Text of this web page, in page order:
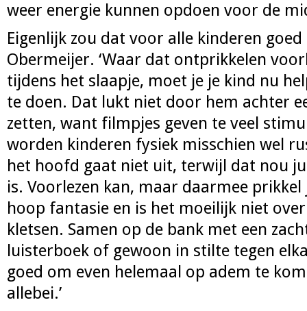
weer energie kunnen opdoen voor de
Eigenlijk zou dat voor alle kinderen
Obermeijer. ‘Waar dat ontprikkelen
tijdens het slaapje, moet je je kind nu
te doen. Dat lukt niet door hem achter
zetten, want filmpjes geven te veel
worden kinderen fysiek misschien wel
het hoofd gaat niet uit, terwijl dat nou
is. Voorlezen kan, maar daarmee prikkel
hoop fantasie en is het moeilijk niet
kletsen. Samen op de bank met een
luisterboek of gewoon in stilte tegen
goed om even helemaal op adem te
allebei.’